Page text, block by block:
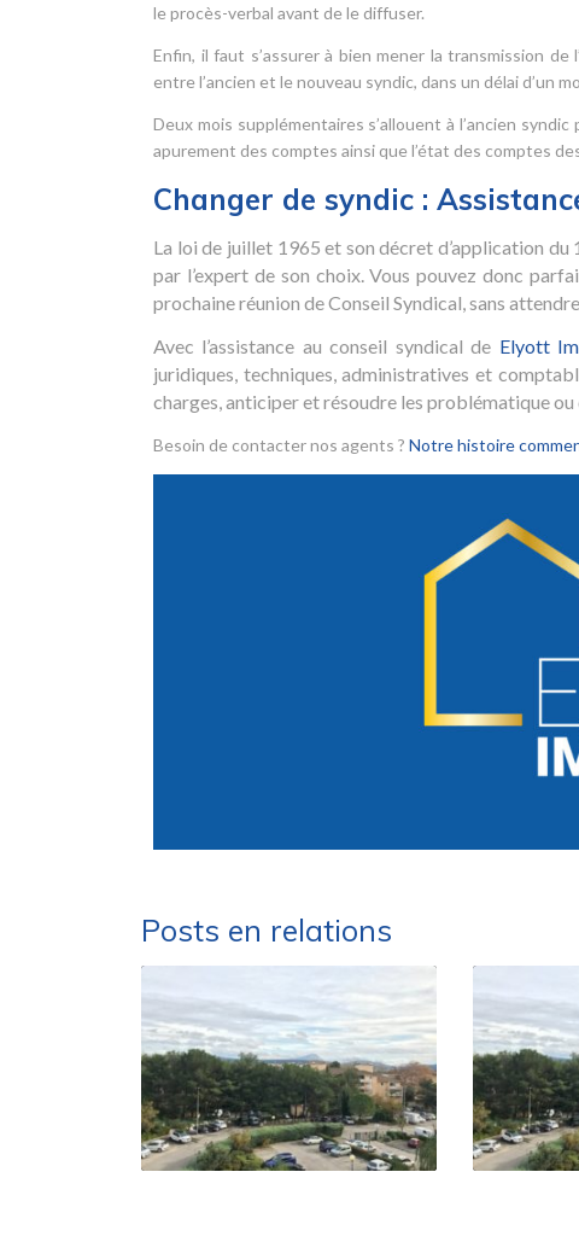
le procès-verbal avant de le diffuser.
Enfin, il faut s’assurer à bien mener la transmission
entre l’ancien et le nouveau syndic, dans un délai d’un
Deux mois supplémentaires s’allouent à l’ancien
apurement des comptes ainsi que l’état des comptes
Changer de syndic :
La loi de juillet 1965 et son décret d’application
par l’expert de son choix. Vous pouvez donc
prochaine réunion de Conseil Syndical, sans
Avec l’assistance au conseil syndical de Elyott
juridiques, techniques, administratives et
charges, anticiper et résoudre les problématique
Besoin de contacter nos agents ? Notre histoire
Posts en relations